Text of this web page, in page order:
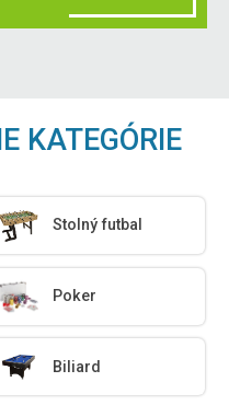
KATEGÓRIE
Stolný futbal
Poker
Biliard